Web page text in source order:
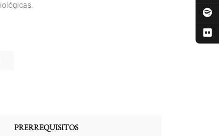
PRERREQUISITOS